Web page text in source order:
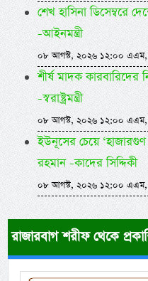
শেখ হাসিনা ডিসেম্বরে
-আইনমন্ত্রী
০৮ আগস্ট, ২০২৬ ১২:০০ এএম,
শীর্ষ মাদক কারবারিদের
-স্বরাষ্ট্রমন্ত্রী
০৮ আগস্ট, ২০২৬ ১২:০০ এএম,
ইউনূসের চেয়ে
রহমান -কাদের সিদ্দিকী
০৮ আগস্ট, ২০২৬ ১২:০০ এএম,
রাজারবাগ শরীফ থেকে